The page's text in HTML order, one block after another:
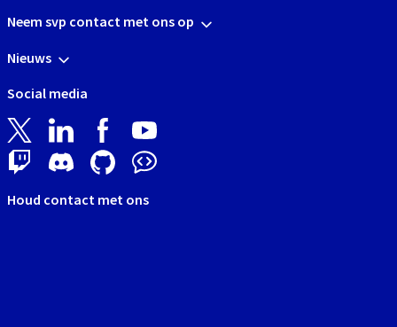
Neem svp contact met ons op
Nieuws
Social media
Houd contact met ons